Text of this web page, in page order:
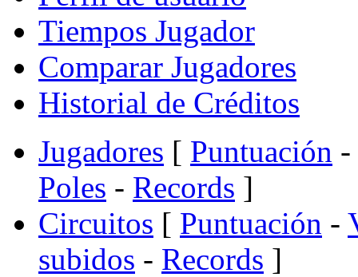
Tiempos Jugador
Comparar Jugadores
Historial de Créditos
Jugadores [ Puntuación -
Poles - Records ]
Circuitos [ Puntuación -
subidos - Records ]